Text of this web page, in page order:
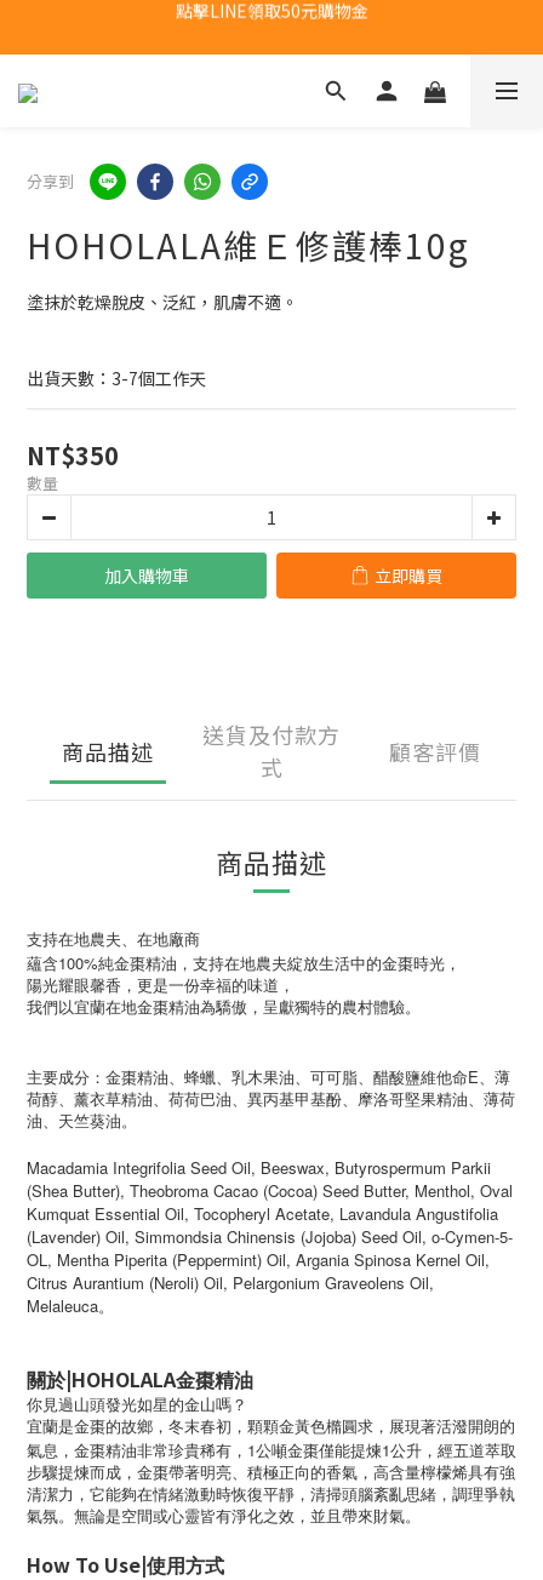
新會員首購福利：超取免運費乙次
新會員首購福利：超取免運費乙次
分享到
HOHOLALA維Ｅ修護棒10g
塗抹於乾燥脫皮、泛紅，肌膚不適。
出貨天數：3-7個工作天
NT$350
數量
加入購物車 立即購買
商品描述
送貨及付款方
式
顧客評價
商品描述
支持在地農夫、在地廠商
蘊含100%純金棗精油，支持在地農夫綻放生活中的金棗時光，
陽光耀眼馨香，更是一份幸福的味道，
我們以宜蘭在地金棗精油為驕傲，呈獻獨特的農村體驗。
主要成分：金棗精油、蜂蠟、乳木果油、可可脂、醋酸鹽維他命E、薄
荷醇、薰衣草精油、荷荷巴油、異丙基甲基酚、摩洛哥堅果精油、薄荷
油、天竺葵油。
Macadamia Integrifolia Seed Oil, Beeswax, Butyrospermum Parkii
(Shea Butter), Theobroma Cacao (Cocoa) Seed Butter, Menthol, Oval
Kumquat Essential Oil, Tocopheryl Acetate, Lavandula Angustifolia
(Lavender) Oil, Simmondsia Chinensis (Jojoba) Seed Oil, o-Cymen-5-
OL, Mentha Piperita (Peppermint) Oil, Argania Spinosa Kernel Oil,
Citrus Aurantium (Neroli) Oil, Pelargonium Graveolens Oil,
Melaleuca。
關於|HOHOLALA金棗精油
你見過山頭發光如星的金山嗎？
宜蘭是金棗的故鄉，冬末春初，顆顆金黃色橢圓求，展現著活潑開朗的
氣息，金棗精油非常珍貴稀有， 1公噸金棗僅能提煉1公升，經五道萃取
步驟提煉而成，金棗帶著明亮、積極正向的香氣，高含量檸檬烯具有強
清潔力，它能夠在情緒激動時恢復平靜，清掃頭腦紊亂思緒，調理爭執
氣氛。無論是空間或心靈皆有淨化之效，並且帶來財氣。
How To Use|使用方式